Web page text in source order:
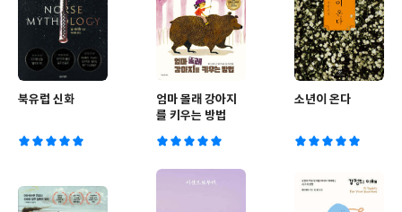
북유럽 신화
엄마 몰래 강아지
를 키우는 방법
소년이 온다